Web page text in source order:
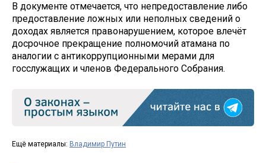
В документе отмечается, что непредоставление либо
предоставление ложных или неполных сведений о
доходах является правонарушением, которое влечёт
досрочное прекращение полномочий атамана по
аналогии с антикоррупционными мерами для
госслужащих и членов Федерального Собрания.
Ещё материалы: Владимир Путин